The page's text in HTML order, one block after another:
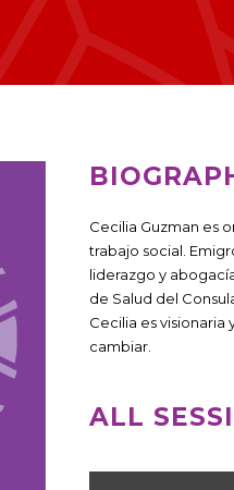
Cecilia Guzman es
trabajo social.
liderazgo y
de Salud del
Cecilia es
cambiar.
ALL